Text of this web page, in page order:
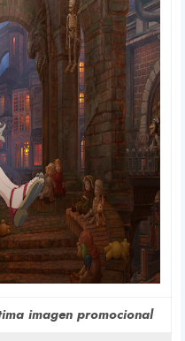
imagen promocional